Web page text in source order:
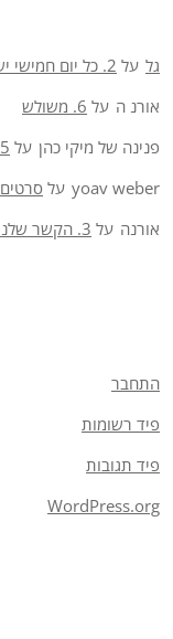
גל על 2. כל יום חמישי יש לי שחייה!
אורנ ה על 6. משולש
פנינה של מיקי כהן על 5. אישי – קבוצתי ומה שביניהם
yoav weber על סרטים
אורנה על 3. הקשר שלנו בין בלט לשחייה
התחבר
פיד רשומות
פיד תגובות
WordPress.org